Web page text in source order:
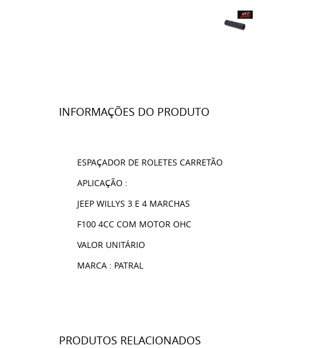
INFORMAÇÕES DO PRODUTO
ESPAÇADOR DE ROLETES CARRETÃO
APLICAÇÃO :
JEEP WILLYS 3 E 4 MARCHAS
F100 4CC COM MOTOR OHC
VALOR UNITÁRIO
MARCA : PATRAL
PRODUTOS RELACIONADOS